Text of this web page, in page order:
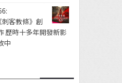
客教條》創
歷時十多年開發新影
中